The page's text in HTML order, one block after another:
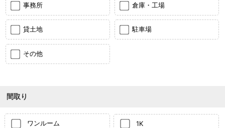
事務所 倉庫・工場
貸土地 駐車場
その他
間取り
ワンルーム 1K